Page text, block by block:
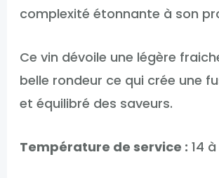
complexité étonnante à son
Ce vin dévoile une légère
belle rondeur ce qui crée une
et équilibré des saveurs.
Température de service : 14 à